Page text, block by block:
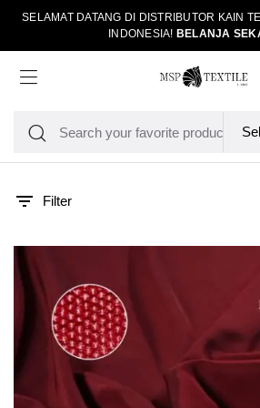
SELAMAT DATANG DI DISTRIBUTOR KAIN
INDONESIA! BELANJA
Filter